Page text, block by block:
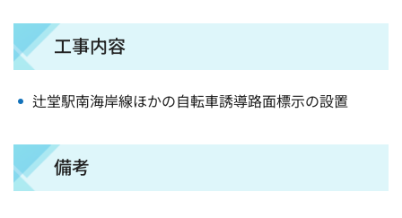
工事内容
辻堂駅南海岸線ほかの自転車誘導路面標示の設置
備考